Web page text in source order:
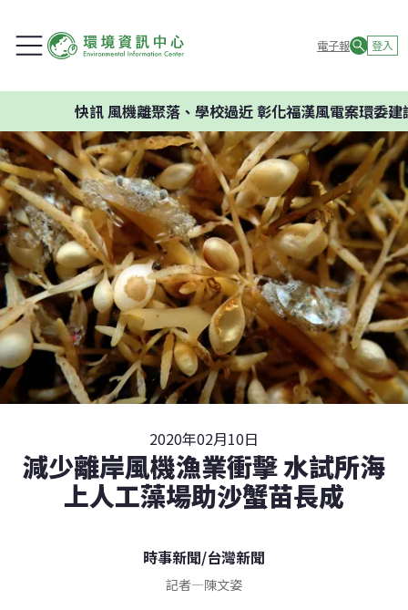
電子報 登入
風機離聚落、學校過近 彰化福漢風電案環委建議不
2020年02月10日
減少離岸風機漁業衝擊 水試所海
上人工藻場助沙蟹苗長成
時事新聞/台灣新聞
記者—陳文姿